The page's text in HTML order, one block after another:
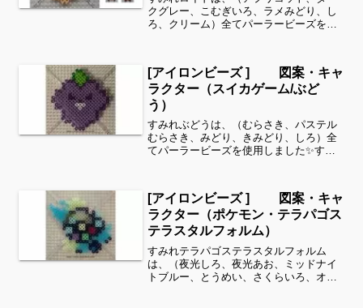
クグレー、こむぎいろ、ラメみどり、し
ろ、クリーム）全てパーラービーズを使
案を見ることができます！お時間があり
ましたら、他の図案もぜひ...
[アイロンビーズ ] 図案・キャ
ラクター（スイカゲーム/ぶど
う）
すみれぶどうは、（むらさき、パステル
むらさき、みどり、きみどり、しろ）全
てパーラービーズを使用しました✨すみ
きます！お時間がありましたら、他の図
案もぜひ覗いてみてくださ...
[アイロンビーズ ] 図案・キャ
ラクター（ポケモン・テラパゴス
テラスタルフォルム）
すみれテラパゴステラスタルフォルム
は、（夜光しろ、夜光あお、ミッドナイ
トブルー、とうめい、さくらいろ、オリ